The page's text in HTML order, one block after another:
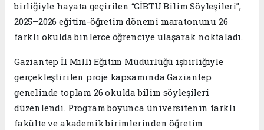
birliğiyle hayata geçirilen “GİBTÜ Bilim Söyleşileri”,
2025–2026 eğitim-öğretim dönemi maratonunu 26
farklı okulda binlerce öğrenciye ulaşarak noktaladı.
Gaziantep İl Millî Eğitim Müdürlüğü işbirliğiyle
gerçekleştirilen proje kapsamında Gaziantep
genelinde toplam 26 okulda bilim söyleşileri
düzenlendi. Program boyunca üniversitenin farklı
fakülte ve akademik birimlerinden öğretim